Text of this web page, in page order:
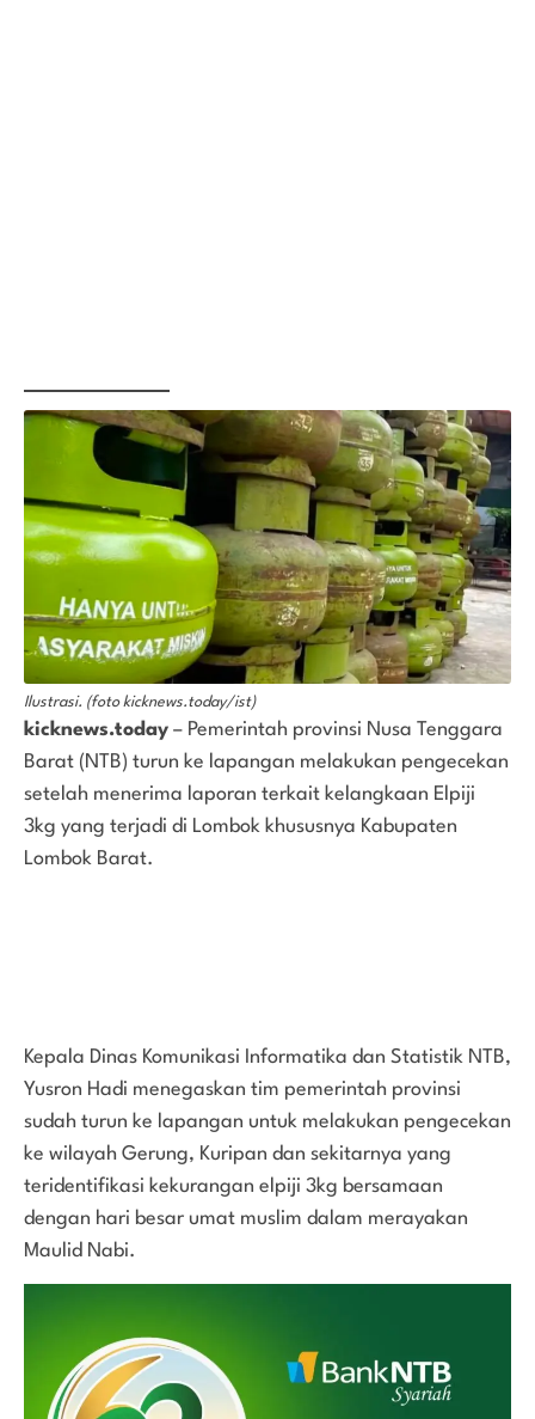
Ilustrasi. (foto kicknews.today/ist)
kicknews.today – Pemerintah provinsi Nusa Tenggara
Barat (NTB) turun ke lapangan melakukan pengecekan
setelah menerima laporan terkait kelangkaan Elpiji
3kg yang terjadi di Lombok khususnya Kabupaten
Lombok Barat.
Kepala Dinas Komunikasi Informatika dan Statistik NTB,
Yusron Hadi menegaskan tim pemerintah provinsi
sudah turun ke lapangan untuk melakukan pengecekan
ke wilayah Gerung, Kuripan dan sekitarnya yang
teridentifikasi kekurangan elpiji 3kg bersamaan
dengan hari besar umat muslim dalam merayakan
Maulid Nabi.